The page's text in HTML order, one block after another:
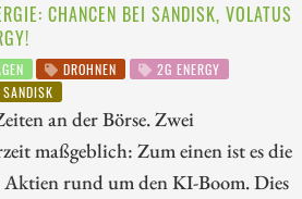
CHANCEN BEI SANDISK, VOLATUS
DROHNEN
2G ENERGY
SANDISK
an der Börse. Zwei
maßgeblich: Zum einen ist es die
rund um den KI-Boom. Dies